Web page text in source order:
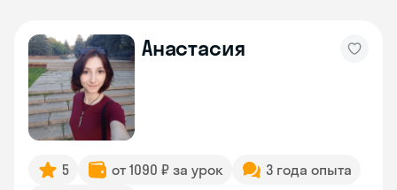
Анастасия
5 от 1090 ₽ за урок
3 года опыта